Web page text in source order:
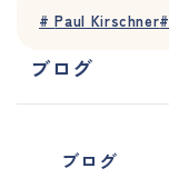
ブログ
ブログ
#Paul Kirschner#